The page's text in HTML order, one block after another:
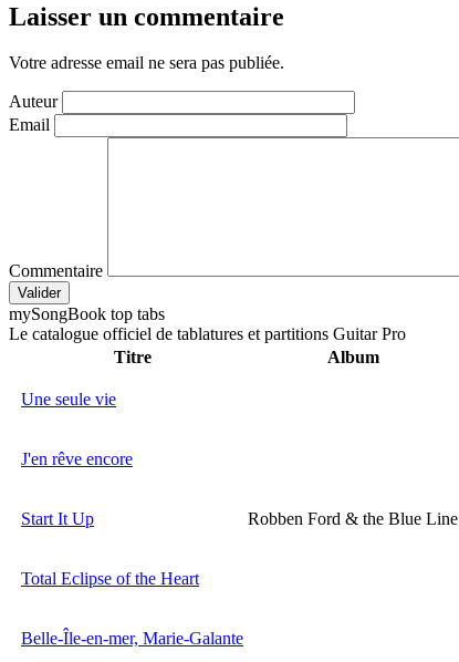
Laisser un commentaire
Votre adresse email ne sera pas publiée.
Auteur
Email
Commentaire
Valider
mySongBook top tabs
Le catalogue officiel de tablatures et partitions Guitar Pro
Titre
Album
Une seule vie
J'en rêve encore
Start It Up Robben Ford & the Blue Line
Total Eclipse of the Heart
Belle-Île-en-mer, Marie-Galante